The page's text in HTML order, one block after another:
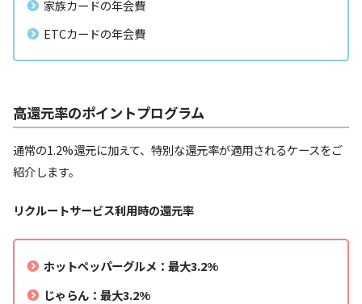
家族カードの年会費
ETCカードの年会費
高還元率のポイントプログラム
通常の1.2%還元に加えて、特別な還元率が適用されるケースをご
紹介します。
リクルートサービス利用時の還元率
ホットペッパーグルメ：最大3.2%
じゃらん：最大3.2%